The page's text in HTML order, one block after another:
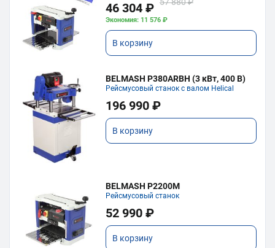
46 304 ₽
Экономия: 11 576 ₽
В корзину
BELMASH P380ARBH (3 кВт, 400 В)
Рейсмусовый станок с валом Helical
196 990 ₽
В корзину
BELMASH P2200M
Рейсмусовый станок
52 990 ₽
В корзину